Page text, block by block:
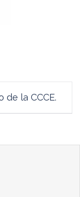
la CCCE.